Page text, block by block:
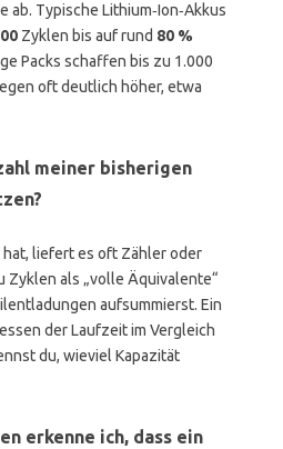
ab. Typische Lithium‑Ion‑Akkus
Zyklen bis auf rund 80 %
Packs schaffen bis zu 1.000
oft deutlich höher, etwa
meiner bisherigen
hat, liefert es oft Zähler oder
Zyklen als „volle Äquivalente“
aufsummierst. Ein
der Laufzeit im Vergleich
du, wieviel Kapazität
erkenne ich, dass ein